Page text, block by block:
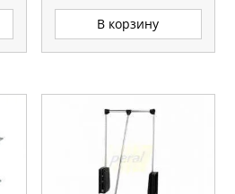
В корзину